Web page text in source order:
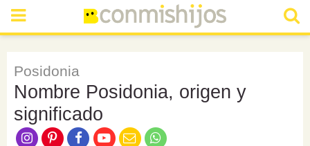
Posidonia
Nombre Posidonia, origen y
significado